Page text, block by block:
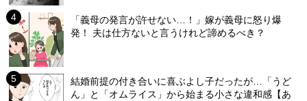
「義母の発言が許せない…！」嫁が義母に怒り爆
発！ 夫は仕方ないと言うけれど諦めるべき？
結婚前提の付き合いに喜ぶよし子だったが…「うど
ん」と「オムライス」から始まる小さな違和感【あ